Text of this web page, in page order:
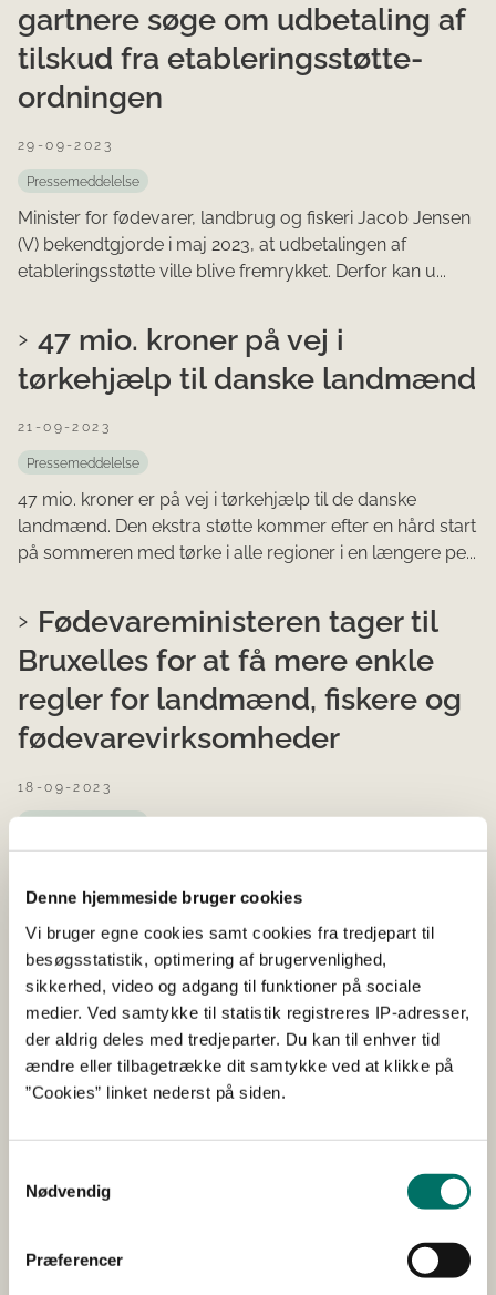
Denne hjemmeside bruger cookies
Vi bruger egne cookies samt cookies fra tredjepart til
besøgsstatistik, optimering af brugervenlighed,
sikkerhed, video og adgang til funktioner på sociale
medier. Ved samtykke til statistik registreres IP-adresser,
der aldrig deles med tredjeparter. Du kan til enhver tid
ændre eller tilbagetrække dit samtykke ved at klikke på
”Cookies” linket nederst på siden.
Nødvendig
Præferencer
gartnere søge om udbetaling af
tilskud fra etableringsstøtte-
ordningen
29-09-2023
Pressemeddelelse
Minister for fødevarer, landbrug og fiskeri Jacob Jensen
(V) bekendtgjorde i maj 2023, at udbetalingen af
etableringsstøtte ville blive fremrykket. Derfor kan u...
47 mio. kroner på vej i
tørkehjælp til danske landmænd
21-09-2023
Pressemeddelelse
47 mio. kroner er på vej i tørkehjælp til de danske
landmænd. Den ekstra støtte kommer efter en hård start
på sommeren med tørke i alle regioner i en længere pe...
Fødevareministeren tager til
Bruxelles for at få mere enkle
regler for landmænd, fiskere og
fødevarevirksomheder
18-09-2023
regelforenklingsprojekt, og i dag tager han til Bruxelles
for at rejse dagsordenen i EU.
Nye tiltag gør det nemmere at
anlægge minivådområder
14-09-2023
Minivådområdeordningen har gennemgået en række
gøre brug af ordningen. Ansøgningsrunden 2023 er nu